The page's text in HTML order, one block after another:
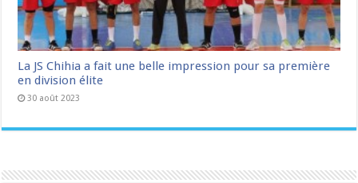
La JS Chihia a fait une belle impression pour sa première
en division élite
30 août 2023